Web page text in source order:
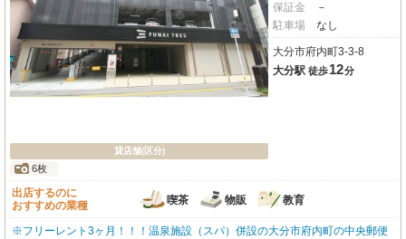
貸店舗(区分)
6枚
保証金
－
駐車場
なし
大分市府内町3-3-8
大分駅 徒歩12分
出店するのに
おすすめの業種
喫茶 物販 教育
※フリーレント3ヶ月！！！温泉施設（スパ）併設の大分市府内町の中央郵便